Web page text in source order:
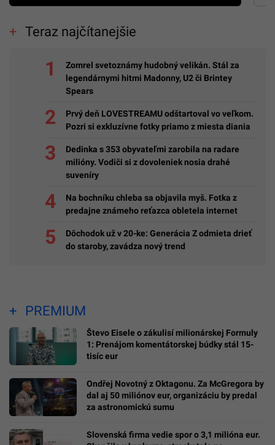
Teraz najčítanejšie
Zomrel svetoznámy hudobný velikán. Stál za
legendárnymi hitmi Madonny, U2 či Brintey
Spears
Prvý deň LOVESTREAMU odštartoval vo veľkom.
Pozri si exkluzívne fotky priamo z miesta diania
Dedinka s 353 obyvateľmi zarobila na radare
milióny. Vodiči si z dovoleniek nosia drahé
suveníry
Na bochníku chleba sa objavila myš. Fotka z
predajne známeho reťazca obletela internet
Dôchodok už v 20-ke: Generácia Z odmieta drieť
do staroby, zavádza nový trend
PREMIUM
Števo Eisele o zákulisí milionárskej Formuly
1: Prenájom komentátorskej búdky stál 15-
tisíc eur
Ondřej Novotný z Oktagonu. Za McGregora by
dal aj 50 miliónov eur, organizáciu by predal
za astronomickú sumu
Slovenská firma vedie spor o 3,1 milióna eur.